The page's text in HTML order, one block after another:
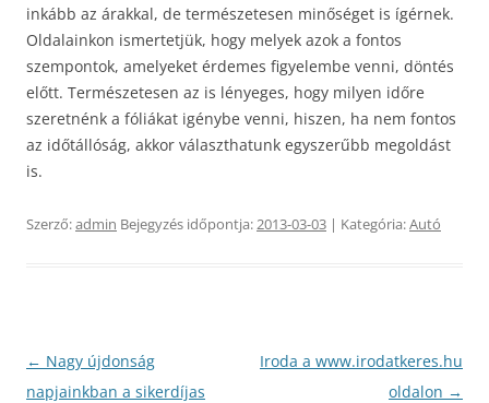
inkább az árakkal, de természetesen minőséget is ígérnek.
Oldalainkon ismertetjük, hogy melyek azok a fontos
szempontok, amelyeket érdemes figyelembe venni, döntés
előtt. Természetesen az is lényeges, hogy milyen időre
szeretnénk a fóliákat igénybe venni, hiszen, ha nem fontos
az időtállóság, akkor választhatunk egyszerűbb megoldást
is.
Szerző:admin Bejegyzés időpontja:2013-03-03 | Kategória:Autó
Bejegyzés
navigáció
← Nagy újdonság
napjainkban a sikerdíjas
Iroda a www.irodatkeres.hu
oldalon →